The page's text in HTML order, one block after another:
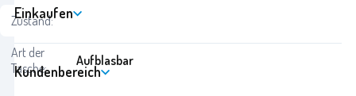
Zustand:
Art der
Tasche:
Aufblasbar
Einkaufen
Kundenbereich